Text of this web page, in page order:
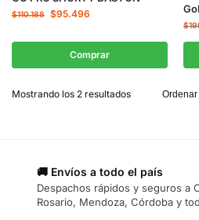
$110.188 $95.496
Comprar
$
Mostrando los 2 resultados
🚚 Envíos a todo el país
Despachos rápidos y seguros a
Rosario, Mendoza, Córdoba y